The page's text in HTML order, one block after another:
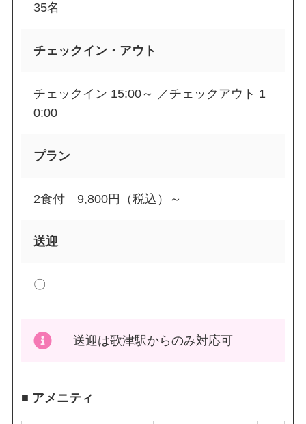
35名
チェックイン・アウト
チェックイン 15:00～ ／チェックアウト 1
0:00
プラン
2食付 9,800円（税込）～
送迎
〇
送迎は歌津駅からのみ対応可
■ アメニティ